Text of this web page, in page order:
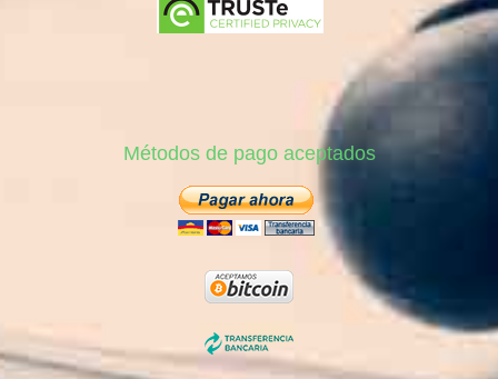
Métodos de pago aceptados